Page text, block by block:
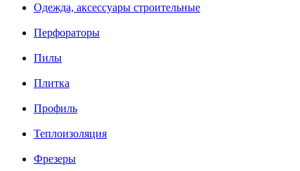
Одежда, аксессуары строительные
Перфораторы
Пилы
Плитка
Профиль
Теплоизоляция
Фрезеры